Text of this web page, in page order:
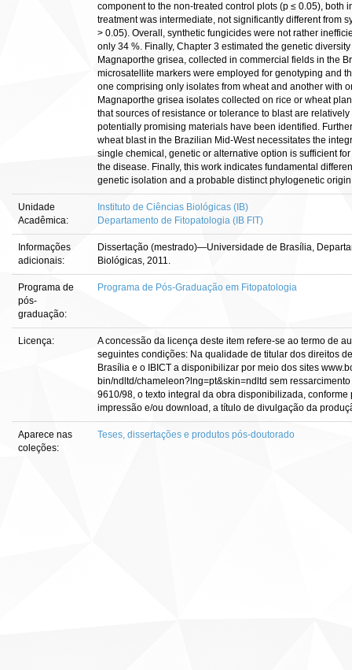
component to the non-treated control plots (p ≤ 0.05), both
treatment was intermediate, not significantly different from
> 0.05). Overall, synthetic fungicides were not rather
only 34 %. Finally, Chapter 3 estimated the genetic
Magnaporthe grisea, collected in commercial fields in the
microsatellite markers were employed for genotyping and
one comprising only isolates from wheat and another with
Magnaporthe grisea isolates collected on rice or wheat
that sources of resistance or tolerance to blast are
potentially promising materials have been identified.
wheat blast in the Brazilian Mid-West necessitates the
single chemical, genetic or alternative option is sufficient
the disease. Finally, this work indicates fundamental
genetic isolation and a probable distinct phylogenetic
Unidade
Acadêmica:
Instituto de Ciências Biológicas (IB)
Departamento de Fitopatologia (IB FIT)
Informações
adicionais:
Dissertação (mestrado)—Universidade de Brasília,
Biológicas, 2011.
Programa de
pós-
graduação:
Programa de Pós-Graduação em Fitopatologia
Licença:
A concessão da licença deste item refere-se ao termo de
seguintes condições: Na qualidade de titular dos direitos
Brasília e o IBICT a disponibilizar por meio dos sites
bin/ndltd/chameleon?lng=pt&skin=ndltd sem
9610/98, o texto integral da obra disponibilizada,
impressão e/ou download, a título de divulgação da
Aparece nas
coleções:
Teses, dissertações e produtos pós-doutorado